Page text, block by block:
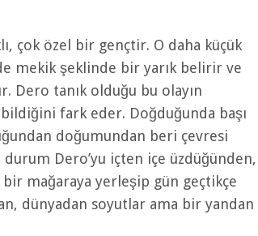
çok özel bir gençtir. O daha küçük
mekik şeklinde bir yarık belirir ve
Dero tanık olduğu bu olayın
fark eder. Doğduğunda başı
doğumundan beri çevresi
durum Dero’yu içten içe üzdüğünden,
bir mağaraya yerleşip gün geçtikçe
dünyadan soyutlar ama bir yandan